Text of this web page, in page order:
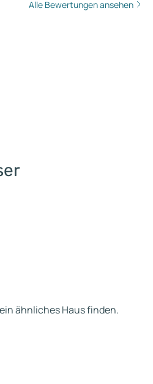
Alle Bewertungen ansehen
ähnliches Haus finden.